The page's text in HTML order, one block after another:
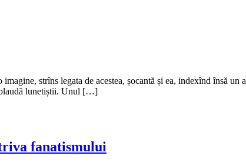
strîns legata de acestea, șocantă și ea, indexînd însă
lunetiștii. Unul […]
fanatismului